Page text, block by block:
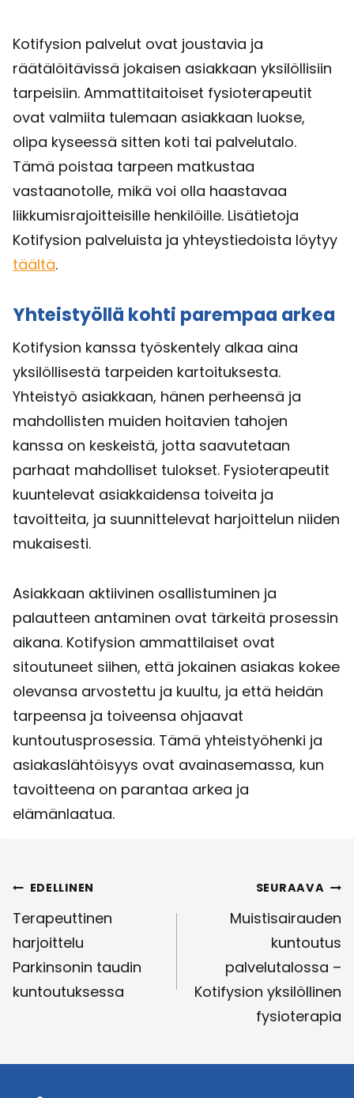
Kotifysion palvelut ovat joustavia ja
räätälöitävissä jokaisen asiakkaan yksilöllisiin
tarpeisiin. Ammattitaitoiset fysioterapeutit
ovat valmiita tulemaan asiakkaan luokse,
olipa kyseessä sitten koti tai palvelutalo.
Tämä poistaa tarpeen matkustaa
vastaanotolle, mikä voi olla haastavaa
liikkumisrajoitteisille henkilöille. Lisätietoja
Kotifysion palveluista ja yhteystiedoista löytyy
täältä.
Yhteistyöllä kohti parempaa arkea
Kotifysion kanssa työskentely alkaa aina
yksilöllisestä tarpeiden kartoituksesta.
Yhteistyö asiakkaan, hänen perheensä ja
mahdollisten muiden hoitavien tahojen
kanssa on keskeistä, jotta saavutetaan
parhaat mahdolliset tulokset. Fysioterapeutit
kuuntelevat asiakkaidensa toiveita ja
tavoitteita, ja suunnittelevat harjoittelun niiden
mukaisesti.
Asiakkaan aktiivinen osallistuminen ja
palautteen antaminen ovat tärkeitä prosessin
aikana. Kotifysion ammattilaiset ovat
sitoutuneet siihen, että jokainen asiakas kokee
olevansa arvostettu ja kuultu, ja että heidän
tarpeensa ja toiveensa ohjaavat
kuntoutusprosessia. Tämä yhteistyöhenki ja
asiakaslähtöisyys ovat avainasemassa, kun
tavoitteena on parantaa arkea ja
elämänlaatua.
Artikkelien
selaus
EDELLINEN
Terapeuttinen
harjoittelu
Parkinsonin taudin
kuntoutuksessa
SEURAAVA
Muistisairauden
kuntoutus
palvelutalossa –
Kotifysion yksilöllinen
fysioterapia